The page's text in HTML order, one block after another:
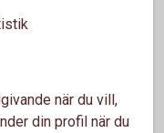
%
när du vill,
din profil när du